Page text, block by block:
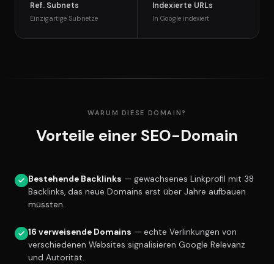
Ref. Subnets
Einzigartige Subnetze
Indexierte URLs
In Google indexiert
WARUM DIESE DOMAIN?
Vorteile einer SEO-Domain
Bestehende Backlinks — gewachsenes Linkprofil mit 38
Backlinks, das neue Domains erst über Jahre aufbauen
müssten.
16 verweisende Domains — echte Verlinkungen von
verschiedenen Websites signalisieren Google Relevanz
und Autorität.